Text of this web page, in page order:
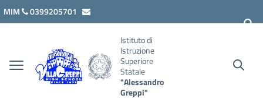
Vai ai contenuti
Vai al menu di navigazione
Vai al footer
MIM
0399205701
Istituto di
Istruzione
Superiore
Statale
"Alessandro
Greppi"